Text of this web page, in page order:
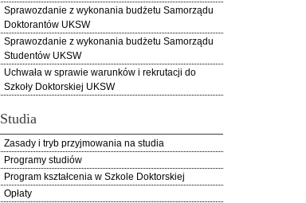
Sprawozdanie z wykonania budżetu Samorządu
Doktorantów UKSW
Sprawozdanie z wykonania budżetu Samorządu
Studentów UKSW
Uchwała w sprawie warunków i rekrutacji do
Szkoły Doktorskiej UKSW
Studia
Zasady i tryb przyjmowania na studia
Programy studiów
Program kształcenia w Szkole Doktorskiej
Opłaty